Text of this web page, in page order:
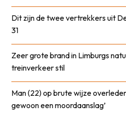
Dit zijn de twee vertrekkers uit
31
Zeer grote brand in Limburgs
treinverkeer stil
Man (22) op brute wijze
gewoon een moordaanslag’